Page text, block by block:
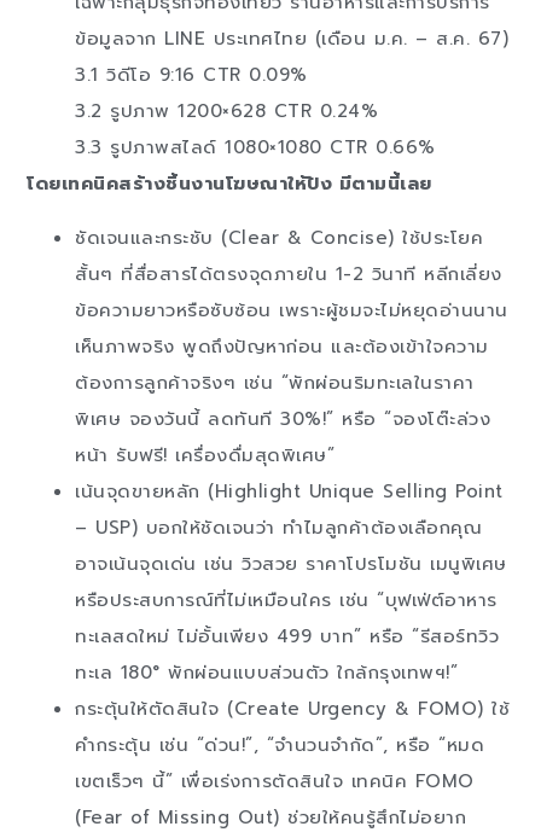
ข้อมูลจาก LINE ประเทศไทย (เดือน ม.ค. – ส.ค. 67)
3.1 วิดีโอ 9:16 CTR 0.09%
3.2 รูปภาพ 1200×628 CTR 0.24%
3.3 รูปภาพสไลด์ 1080×1080 CTR 0.66%
โดยเทคนิคสร้างชิ้นงานโฆษณาให้ปัง มีตามนี้เลย
ชัดเจนและกระชับ (Clear & Concise) ใช้ประโยค
สั้นๆ ที่สื่อสารได้ตรงจุดภายใน 1-2 วินาที หลีกเลี่ยง
ข้อความยาวหรือซับซ้อน เพราะผู้ชมจะไม่หยุดอ่านนาน
เห็นภาพจริง พูดถึงปัญหาก่อน และต้องเข้าใจความ
ต้องการลูกค้าจริงๆ เช่น “พักผ่อนริมทะเลในราคา
พิเศษ จองวันนี้ ลดทันที 30%!” หรือ “จองโต๊ะล่วง
หน้า รับฟรี! เครื่องดื่มสุดพิเศษ”
เน้นจุดขายหลัก (Highlight Unique Selling Point
– USP) บอกให้ชัดเจนว่า ทำไมลูกค้าต้องเลือกคุณ
อาจเน้นจุดเด่น เช่น วิวสวย ราคาโปรโมชัน เมนูพิเศษ
หรือประสบการณ์ที่ไม่เหมือนใคร เช่น “บุฟเฟ่ต์อาหาร
ทะเลสดใหม่ ไม่อั้นเพียง 499 บาท” หรือ “รีสอร์ทวิว
ทะเล 180° พักผ่อนแบบส่วนตัว ใกล้กรุงเทพฯ!”
กระตุ้นให้ตัดสินใจ (Create Urgency & FOMO) ใช้
คำกระตุ้น เช่น “ด่วน!”, “จำนวนจำกัด”, หรือ “หมด
เขตเร็วๆ นี้” เพื่อเร่งการตัดสินใจ เทคนิค FOMO
(Fear of Missing Out) ช่วยให้คนรู้สึกไม่อยาก